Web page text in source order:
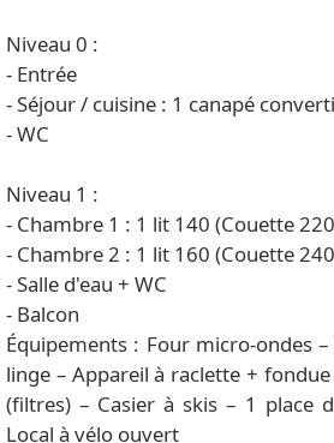
Niveau 0 :
- Entrée
- Séjour / cuisine : 1 canapé
- WC
Niveau 1 :
- Chambre 1 : 1 lit 140 (Couette
- Chambre 2 : 1 lit 160 (Couette
- Salle d'eau + WC
- Balcon
Équipements : Four micro-ondes –
linge – Appareil à raclette +
(filtres) – Casier à skis – 1 place
Local à vélo ouvert